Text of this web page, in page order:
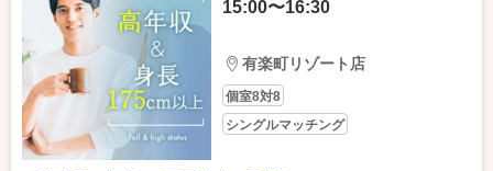
15:00〜16:30
有楽町リゾート店
個室8対8
シングルマッチング